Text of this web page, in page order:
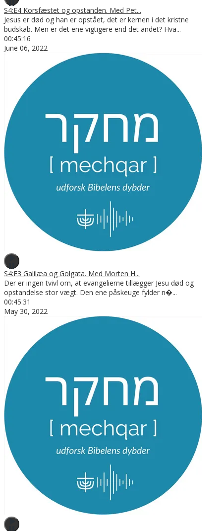
S4:E4 Korsfæstet og opstanden. Med Pet...
Jesus er død og han er opstået, det er kernen i det kristne
budskab. Men er det ene vigtigere end det andet? Hva...
00:45:16
June 06, 2022
S4:E3 Galilæa og Golgata. Med Morten H...
Der er ingen tvivl om, at evangelierne tillægger Jesu død og
opstandelse stor vægt. Den ene påskeuge fylder n�...
00:45:31
May 30, 2022